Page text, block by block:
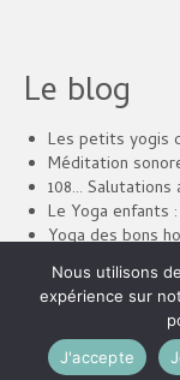
Le blog
Les petits yogis
Méditation
108… Salutations
Le Yoga enfants
Yoga des bons
Un « Jingle »
© 2026 Anahata -
Nous utilisons
expérience sur
J'accepte